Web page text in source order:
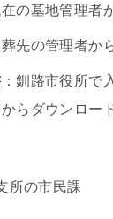
在の墓地管理者
葬先の管理者か
：釧路市役所で
らダウンロー
所の市民課